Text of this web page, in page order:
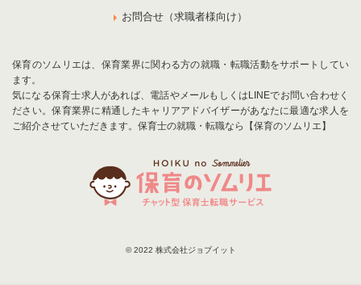
お問合せ（求職者様向け）
保育のソムリエは、保育業界に関わる方の就職・転職活動をサポートしてい
ます。
気になる保育士求人があれば、電話やメールもしくはLINEでお問い合わせく
ださい。保育業界に精通したキャリアアドバイザーがあなたに最適な求人を
ご紹介させていただきます。保育士の就職・転職なら【保育のソムリエ】
© 2022 株式会社ジョブイット